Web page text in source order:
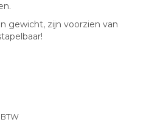
gewicht, zijn voorzien van